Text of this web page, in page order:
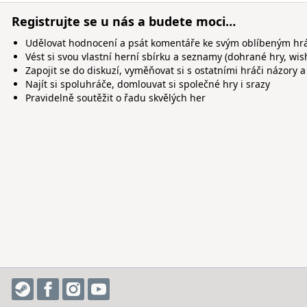
Registrujte se u nás a budete moci…
Udělovat hodnocení a psát komentáře ke svým oblíbeným
Vést si svou vlastní herní sbírku a seznamy (dohrané hry,
Zapojit se do diskuzí, vyměňovat si s ostatními hráči názory
Najít si spoluhráče, domlouvat si společné hry i srazy
Pravidelně soutěžit o řadu skvělých her